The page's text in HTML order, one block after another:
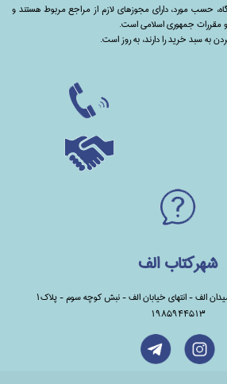
حسب مورد،‌ دارای مجوزهای لازم از مراجع مربوط هستند ‌و‌‌
مقررات جمهوری اسلامی است.
به سبد خرید را دارند،‌ به روز است.
شهرکتاب الف
الف - انتهای خیابان الف - نبش کوچه سوم - پلاک1
1985944513